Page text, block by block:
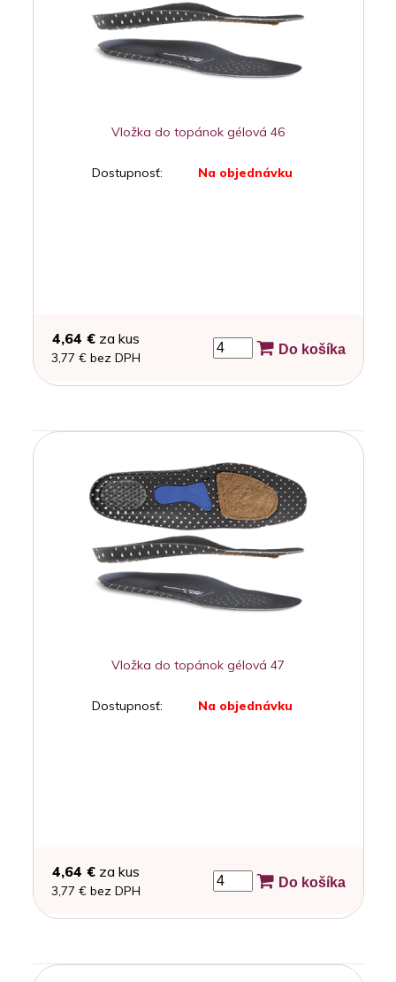
Vložka do topánok gélová 46
Dostupnosť: Na objednávku
4,64 €za kus
3,77 € bez DPH
Do košíka
Vložka do topánok gélová 47
Dostupnosť: Na objednávku
4,64 €za kus
3,77 € bez DPH
Do košíka